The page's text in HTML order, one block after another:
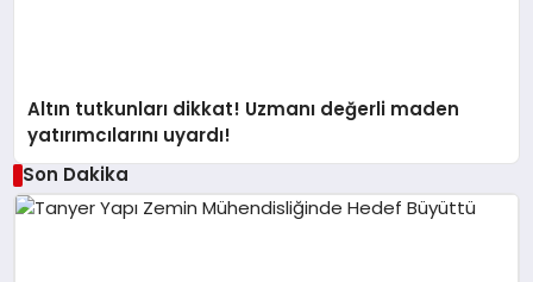
Altın tutkunları dikkat! Uzmanı değerli maden
yatırımcılarını uyardı!
Son Dakika